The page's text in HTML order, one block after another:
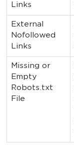
Links
External
Nofollowed
Links
Missing or
Empty
Robots.txt
File